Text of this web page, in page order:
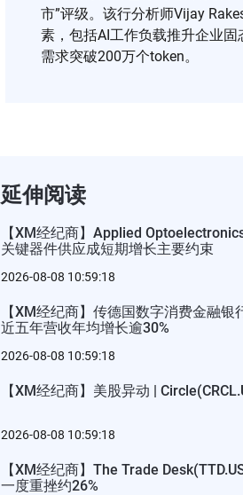
市”评级。该行分析师Vijay
素，包括AI工作负载推升企业
需求突破200万个token。
延伸阅读
【XM经纪商】Applied
关键器件供应成短期增长主要约束
2026-08-08 10:59:18
【XM经纪商】传德国数字消费金融
近五年营收年均增长逾30%
2026-08-08 10:59:18
【XM经纪商】美股异动 |
2026-08-08 10:59:18
【XM经纪商】The Trade
一度重挫约26%